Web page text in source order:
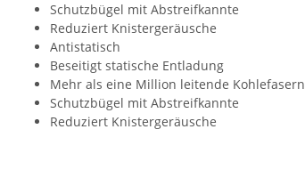
Schutzbügel mit Abstreifkannte
Reduziert Knistergeräusche
Antistatisch
Beseitigt statische Entladung
Mehr als eine Million leitende Kohlefasern
Schutzbügel mit Abstreifkannte
Reduziert Knistergeräusche